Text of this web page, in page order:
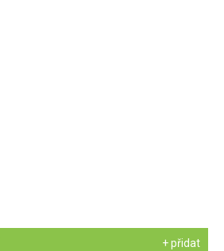
+ přidat